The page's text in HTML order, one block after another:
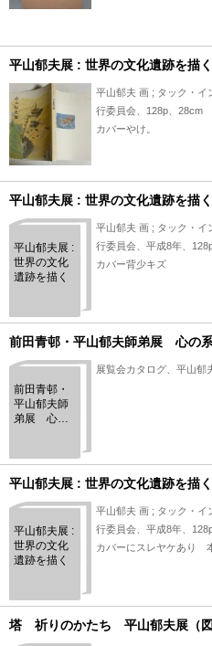
平山郁夫展 : 世界の文化遺跡を描く
平山郁夫 画 ; タック・イ
行委員会、128p、28cm
カバーやけ。
平山郁夫展 : 世界の文化遺跡を描く
平山郁夫展 :
世界の文化
遺跡を描く
平山郁夫 画 ; タック・イ
行委員会、平成8年、
カバー背少キズ
前田青邨・平山郁夫師弟展 心の
前田青邨・
平山郁夫師
弟展 心の
展覧会カタログ、平山郁
平山郁夫展 : 世界の文化遺跡を描く
平山郁夫展 :
世界の文化
遺跡を描く
平山郁夫 画 ; タック・イ
行委員会、平成8年、
カバーにスレヤケあり
塔 祈りのかたち 平山郁夫展（図